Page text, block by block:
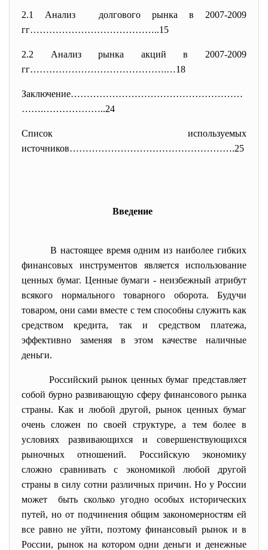
2.1 Анализ долгового рынка в 2007-2009
гг…………………………………..15
2.2 Анализ рынка акций в 2007-2009
гг…………………………………….…18
Заключение………………………………………………
…….………………..24
Список используемых
источников…………………………………………….25
Введение
В настоящее время одним из наиболее гибких
финансовых инструментов является использование
ценных бумаг. Ценные бумаги - неизбежный атрибут
всякого нормального товарного оборота. Будучи
товаром, они сами вместе с тем способны служить как
средством кредита, так и средством платежа,
эффективно заменяя в этом качестве наличные
деньги.
Российский рынок ценных бумаг представляет
собой бурно развивающую сферу финансового рынка
страны. Как и любой другой, рынок ценных бумаг
очень сложен по своей структуре, а тем более в
условиях развивающихся и совершенствующихся
рыночных отношений. Российскую экономику
сложно сравнивать с экономикой любой другой
страны в силу сотни различных причин. Но у России
может быть сколько угодно особых исторических
путей, но от подчинения общим закономерностям ей
все равно не уйти, поэтому финансовый рынок и в
России, рынок на котором одни деньги и денежные